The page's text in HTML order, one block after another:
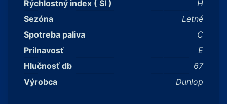
Rýchlostný index ( SI )
H
Sezóna
Letné
Spotreba paliva
C
Prilnavosť
E
Hlučnosť db
67
Výrobca
Dunlop